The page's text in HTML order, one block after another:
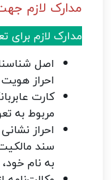
مدارک لازم
مدارک لازم برای
اصل
احراز
کارت
مربوط به
احراز
سند
به نام